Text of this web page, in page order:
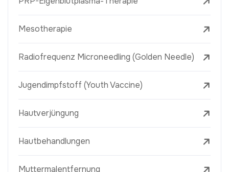
Mesotherapie
Radiofrequenz Microneedling (Golden Needle)
Jugendimpfstoff (Youth Vaccine)
Hautverjüngung
Hautbehandlungen
Muttermalentfernung